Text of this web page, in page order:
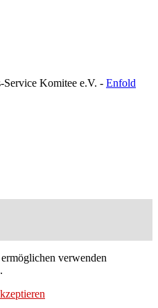
Komitee e.V. - Enfold
verwenden